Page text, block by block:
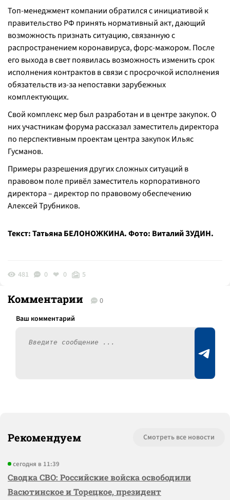
Топ-менеджмент компании обратился с инициативой к
правительство РФ принять нормативный акт, дающий
возможность признать ситуацию, связанную с
распространением коронавируса, форс-мажором. После
его выхода в свет появилась возможность изменить срок
исполнения контрактов в связи с просрочкой исполнения
обязательств из-за непоставки зарубежных
комплектующих.
Свой комплекс мер был разработан и в центре закупок. О
них участникам форума рассказал заместитель директора
по перспективным проектам центра закупок Ильяс
Гусманов.
Примеры разрешения других сложных ситуаций в
правовом поле привёл заместитель корпоративного
директора – директор по правовому обеспечению
Алексей Трубников.
Текст: Татьяна БЕЛОНОЖКИНА. Фото: Виталий ЗУДИН.
481 0 0 5
Комментарии 0
Рекомендуем Смотреть все новости
сегодня в 11:39
Сводка СВО: Российские войска освободили
Васютинское и Торецкое, президент